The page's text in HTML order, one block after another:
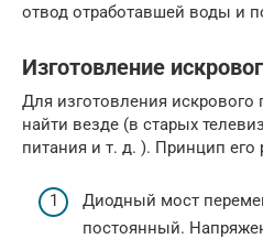
отвод отработавшей воды и
Изготовление
Для изготовления искрового
найти везде (в старых
питания и т. д. ). Принцип его
Диодный мост
постоянный.